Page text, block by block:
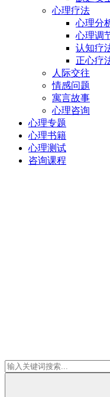
心理疗法
心理分
心理调
认知疗
正心疗
人际交往
情感问题
寓言故事
心理咨询
心理专题
心理书籍
心理测试
咨询课程